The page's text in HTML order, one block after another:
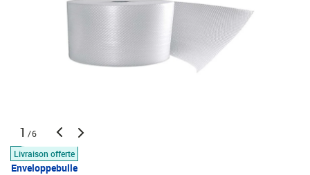
1 /6
Livraison offerte
Enveloppebulle